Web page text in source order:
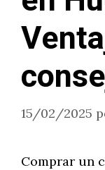
15/02/2025
Comprar un